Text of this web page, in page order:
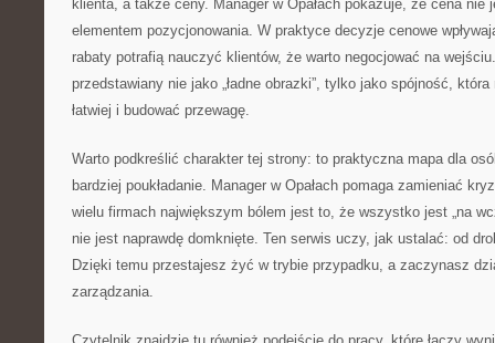
klienta, a także ceny. Manager w Opałach pokazuje, że cena nie
elementem pozycjonowania. W praktyce decyzje cenowe
rabaty potrafią nauczyć klientów, że warto negocjować na
przedstawiany nie jako „ładne obrazki”, tylko jako spójność,
łatwiej i budować przewagę.
Warto podkreślić charakter tej strony: to praktyczna mapa dla
bardziej poukładanie. Manager w Opałach pomaga zamieniać
wielu firmach największym bólem jest to, że wszystko jest „na
nie jest naprawdę domknięte. Ten serwis uczy, jak ustalać: od
Dzięki temu przestajesz żyć w trybie przypadku, a zaczynasz
zarządzania.